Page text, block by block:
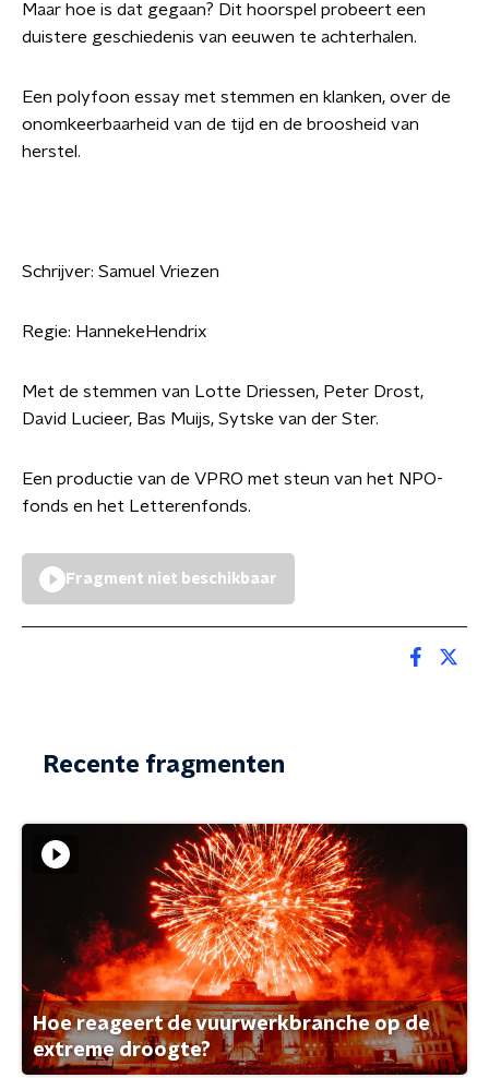
Maar hoe is dat gegaan? Dit hoorspel probeert een
duistere geschiedenis van eeuwen te achterhalen.
Een polyfoon essay met stemmen en klanken, over de
onomkeerbaarheid van de tijd en de broosheid van
herstel.
Schrijver: Samuel Vriezen
Regie: HannekeHendrix
Met de stemmen van Lotte Driessen, Peter Drost,
David Lucieer, Bas Muijs, Sytske van der Ster.
Een productie van de VPRO met steun van het NPO-
fonds en het Letterenfonds.
Fragment niet beschikbaar
Recente fragmenten
Hoe reageert de vuurwerkbranche op de
extreme droogte?